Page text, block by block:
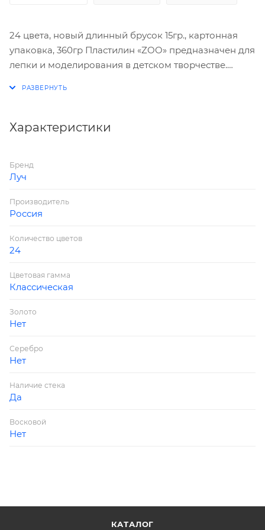
24 цвета, новый длинный брусок 15гр., картонная
упаковка, 360гр Пластилин «ZOO» предназначен для
лепки и моделирования в детском творчестве.
не рвётся и не крошится при перегибании, поделки
Характеристики
Бренд
Луч
Производитель
Россия
Количество цветов
24
Цветовая гамма
Классическая
Золото
Нет
Серебро
Нет
Наличие стека
Да
Восковой
Нет
КАТАЛОГ